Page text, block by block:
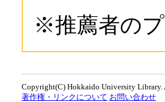
※推薦者の
Copyright(C) Hokkaido University Library.
著作権・リンクについて お問い合わせ